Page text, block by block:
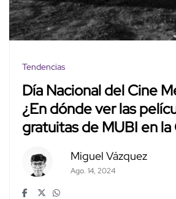
Tendencias
Día Nacional del Cine
¿En dónde ver las
gratuitas de MUBI en la
Miguel Vázquez
Ago. 14, 2024